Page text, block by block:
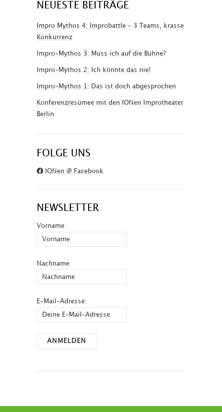
NEUESTE BEITRÄGE
Impro Mythos 4: Improbattle – 3 Teams, krasse
Konkurrenz
Impro-Mythos 3: Muss ich auf die Bühne?
Impro-Mythos 2: Ich könnte das nie!
Impro-Mythos 1: Das ist doch abgesprochen
Konferenzresümee mit den IONen Improtheater
Berlin
FOLGE UNS
IONen @ Facebook
NEWSLETTER
Vorname
Nachname
E-Mail-Adresse: